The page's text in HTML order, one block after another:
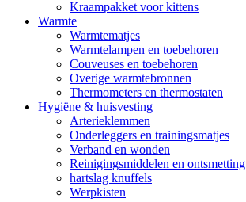
Kraampakket voor kittens
Warmte
Warmtematjes
Warmtelampen en toebehoren
Couveuses en toebehoren
Overige warmtebronnen
Thermometers en thermostaten
Hygiëne & huisvesting
Arterieklemmen
Onderleggers en trainingsmatjes
Verband en wonden
Reinigingsmiddelen en ontsmetting
hartslag knuffels
Werpkisten